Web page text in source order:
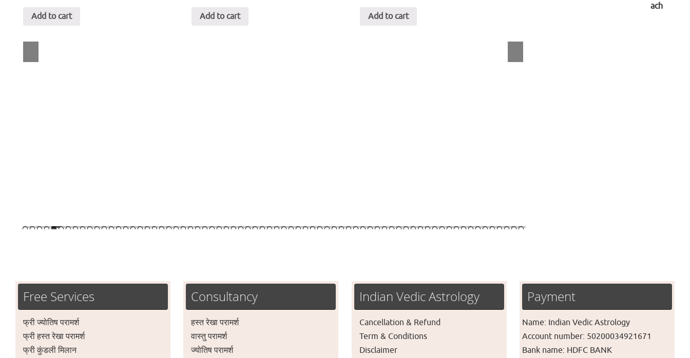
Add to cart Add to cart Add to cart
Free Services
फ्री ज्योतिष परामर्श
फ्री हस्त रेखा परामर्श
फ्री कुंडली मिलान
Consultancy
हस्त रेखा परामर्श
वास्तु परामर्श
ज्योतिष परामर्श
Indian Vedic Astrology
Cancellation & Refund
Term & Conditions
Disclaimer
Payment
Name: Indian Vedic Astrology
Account number: 50200034921671
Bank name: HDFC BANK